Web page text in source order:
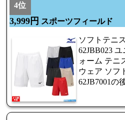
4位
3,999円 スポーツフィールド
ソフトテニ
62JBB023
ォーム テニ
ウェア ソフ
62JB7001の